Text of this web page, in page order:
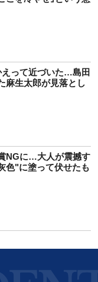
って近づいた…島田
麻生太郎が見落とし
NGに…大人が震撼す
色"に塗って伏せたも